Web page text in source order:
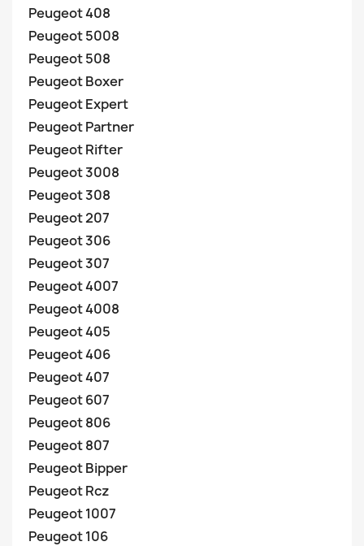
Peugeot 408
Peugeot 5008
Peugeot 508
Peugeot Boxer
Peugeot Expert
Peugeot Partner
Peugeot Rifter
Peugeot 3008
Peugeot 308
Peugeot 207
Peugeot 306
Peugeot 307
Peugeot 4007
Peugeot 4008
Peugeot 405
Peugeot 406
Peugeot 407
Peugeot 607
Peugeot 806
Peugeot 807
Peugeot Bipper
Peugeot Rcz
Peugeot 1007
Peugeot 106